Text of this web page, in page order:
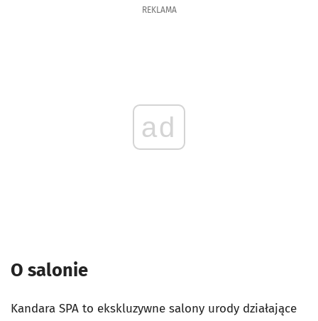
REKLAMA
ad
O salonie
Kandara SPA to ekskluzywne salony urody działające